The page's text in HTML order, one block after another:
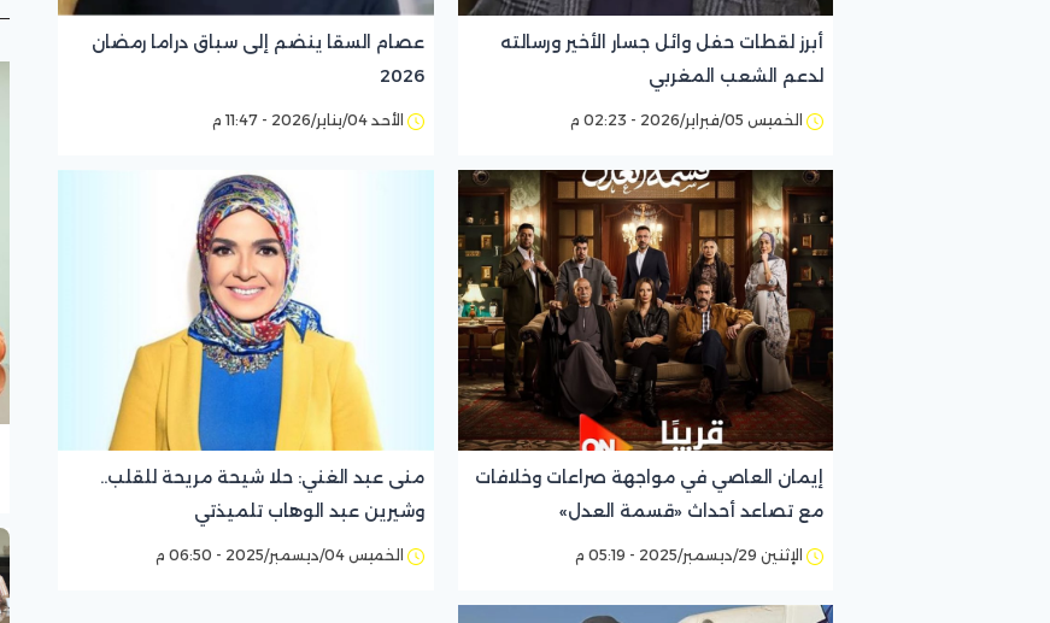
أبرز لقطات حفل وائل جسار الأخير ورسالته
لدعم الشعب المغربي
الخميس 05/فبراير/2026 - 02:23 م
عصام السقا ينضم إلى سباق دراما رمضان
2026
الأحد 04/يناير/2026 - 11:47 م
إيمان العاصي في مواجهة صراعات وخلافات
مع تصاعد أحداث «قسمة العدل»
الإثنين 29/ديسمبر/2025 - 05:19 م
منى عبد الغني: حلا شيحة مريحة للقلب..
وشيرين عبد الوهاب تلميذتي
الخميس 04/ديسمبر/2025 - 06:50 م